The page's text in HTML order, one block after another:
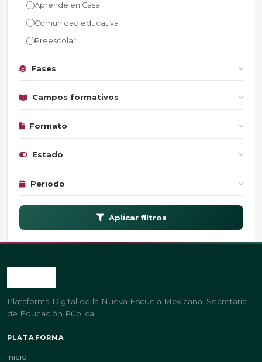
Aprende en Casa
Comunidad educativa
Preescolar
Fases
Campos formativos
Formato
Estado
Periodo
Aplicar filtros
Plataforma Digital de la Nueva Escuela Mexicana. Secretaría
de Educación Pública.
PLATAFORMA
Inicio